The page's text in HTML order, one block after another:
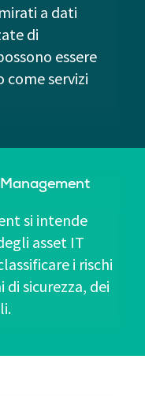
si intende
asset IT
i rischi
sicurezza, dei
a dati
di
essere
come servizi